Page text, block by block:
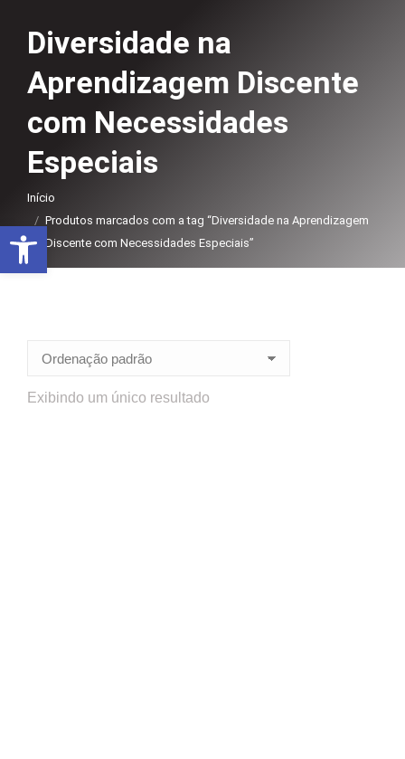
Diversidade na
Aprendizagem Discente
com Necessidades
Especiais
Você está aqui:
Início
Produtos marcados com a tag “Diversidade na Aprendizagem
Discente com Necessidades Especiais”
Exibindo um único resultado
Abrir a barra de ferramentas